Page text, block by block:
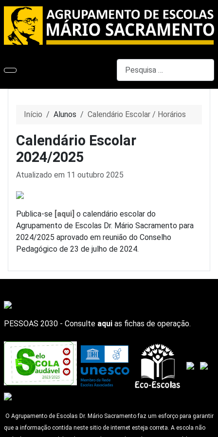
Início Alunos Calendário Escolar / Horários
Calendário Escolar
2024/2025
Detalhes
Atualizado em 11 outubro 2025
Publica-se [aqui] o calendário escolar do
Agrupamento de Escolas Dr. Mário Sacramento para
2024/2025 aprovado em reunião do Conselho
Pedagógico de 23 de julho de 2024.
PESSOAS 2030 - Consulte aqui as fichas de operação.
O Agrupamento de Escolas Dr. Mário Sacramento faz um esforço para garantir
que a informação contida neste sitio de internet esteja correta. A escola não